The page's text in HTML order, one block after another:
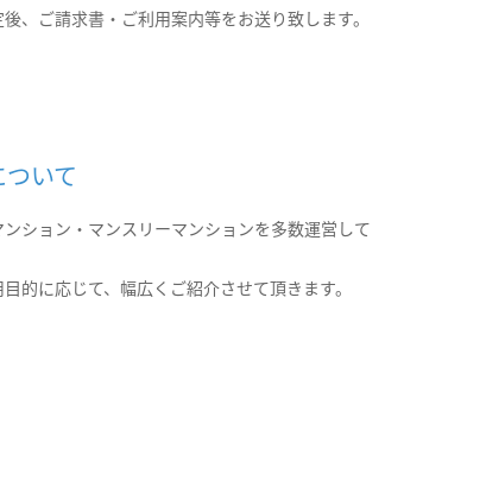
、ご請求書・ご利用案内等をお送り致します。
いて
ション・マンスリーマンションを多数運営して
的に応じて、幅広くご紹介させて頂きます。